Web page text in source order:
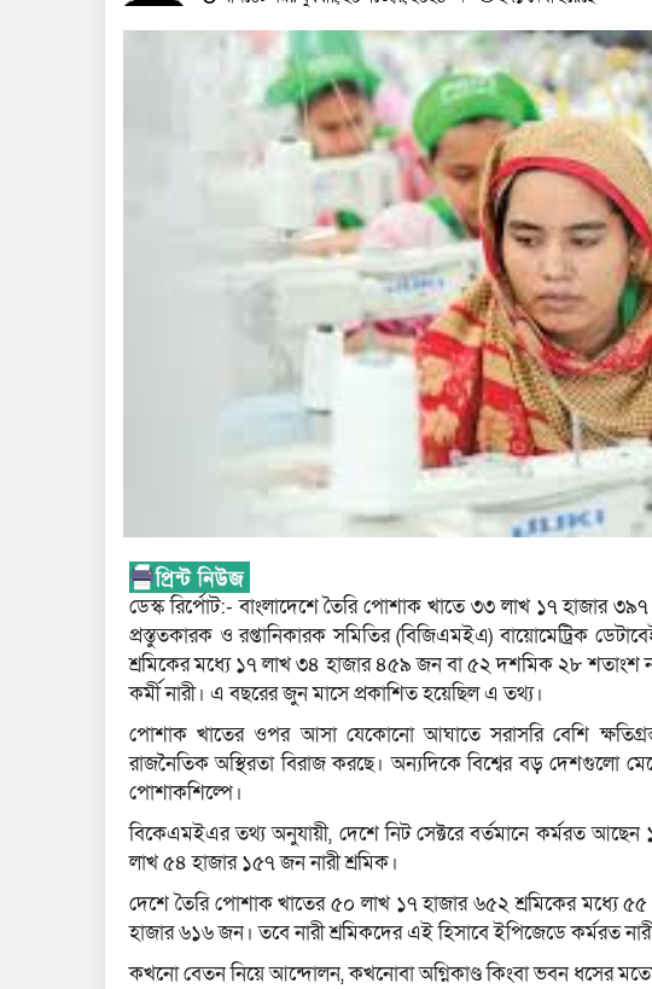
ডেস্ক রির্পোট:- বাংলাদেশে তৈরি পোশাক খাতে ৩৩ লাখ ১৭ হাজার
প্রস্তুতকারক ও রপ্তানিকারক সমিতির (বিজিএমইএ) বায়োমেট্রিক
শ্রমিকের মধ্যে ১৭ লাখ ৩৪ হাজার ৪৫৯ জন বা ৫২ দশমিক ২৮ শতাংশ
কর্মী নারী। এ বছরের জুন মাসে প্রকাশিত হয়েছিল এ তথ্য।
পোশাক খাতের ওপর আসা যেকোনো আঘাতে সরাসরি বেশি
রাজনৈতিক অস্থিরতা বিরাজ করছে। অন্যদিকে বিশ্বের বড় দেশগুলো
পোশাকশিল্পে।
বিকেএমইএর তথ্য অনুযায়ী, দেশে নিট সেক্টরে বর্তমানে কর্মরত
লাখ ৫৪ হাজার ১৫৭ জন নারী শ্রমিক।
দেশে তৈরি পোশাক খাতের ৫০ লাখ ১৭ হাজার ৬৫২ শ্রমিকের মধ্যে
হাজার ৬১৬ জন। তবে নারী শ্রমিকদের এই হিসাবে ইপিজেডে কর্মরত
কখনো বেতন নিয়ে আন্দোলন, কখনোবা অগ্নিকাণ্ড কিংবা ভবন ধসের